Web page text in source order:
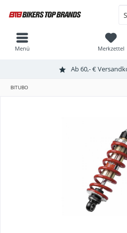
Ab 60,- €
Merkzettel
Menü
BITUBO